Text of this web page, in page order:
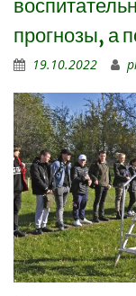
прогнозы, а
19.10.2022